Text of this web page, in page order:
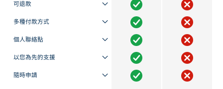
可退款
多種付款方式
個人聯絡點
以您為先的支援
隨時申請